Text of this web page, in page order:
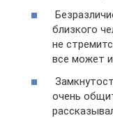
близкого
не
все может
очень